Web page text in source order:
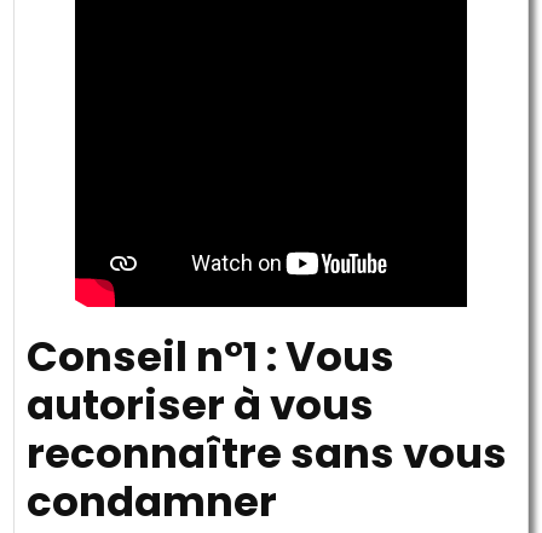
Conseil n°1 : Vous
autoriser à vous
reconnaître sans vous
condamner